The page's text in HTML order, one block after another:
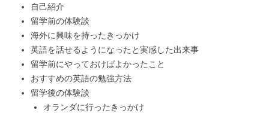
自己紹介
留学前の体験談
海外に興味を持ったきっかけ
英語を話せるようになったと実感した出来事
留学前にやっておけばよかったこと
おすすめの英語の勉強方法
留学後の体験談
オランダに行ったきっかけ